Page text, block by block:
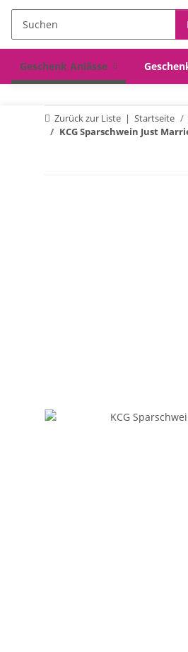
Geschenk Anlässe
Zurück zur Liste Startseite
KCG Sparschwein Just